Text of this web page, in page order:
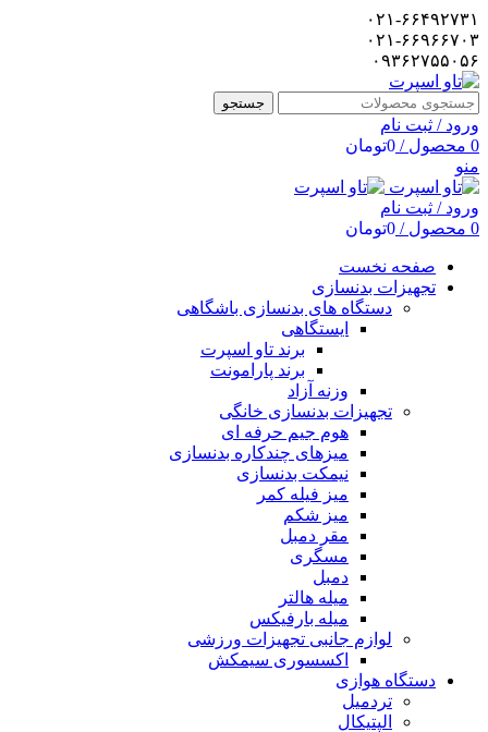
۰۲۱-۶۶۴۹۲۷۳۱
۰۲۱-۶۶۹۶۶۷۰۳
۰۹۳۶۲۷۵۵۰۵۶
جستجو
ورود / ثبت نام
0 محصول / تومان0
منو
ورود / ثبت نام
0 محصول / تومان0
صفحه نخست
تجهیزات بدنسازی
دستگاه های بدنسازی باشگاهی
ایستگاهی
برند تاو اسپرت
برند پارامونت
وزنه آزاد
تجهیزات بدنسازی خانگی
هوم جیم حرفه ای
میزهای چندکاره بدنسازی
نیمکت بدنسازی
میز فیله کمر
میز شکم
مقر دمبل
مسگری
دمبل
میله هالتر
میله بارفیکس
لوازم جانبی تجهیزات ورزشی
اکسسوری سیمکش
دستگاه هوازی
تردمیل
الپتیکال